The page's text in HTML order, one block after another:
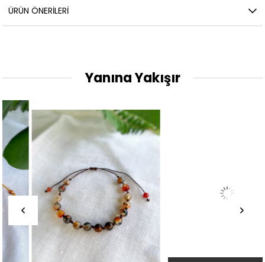
ÜRÜN ÖNERILERI
Yanına Yakışır